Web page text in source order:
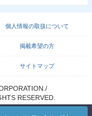
個人情報の取扱について
掲載希望の方
サイトマップ
RESERVED.